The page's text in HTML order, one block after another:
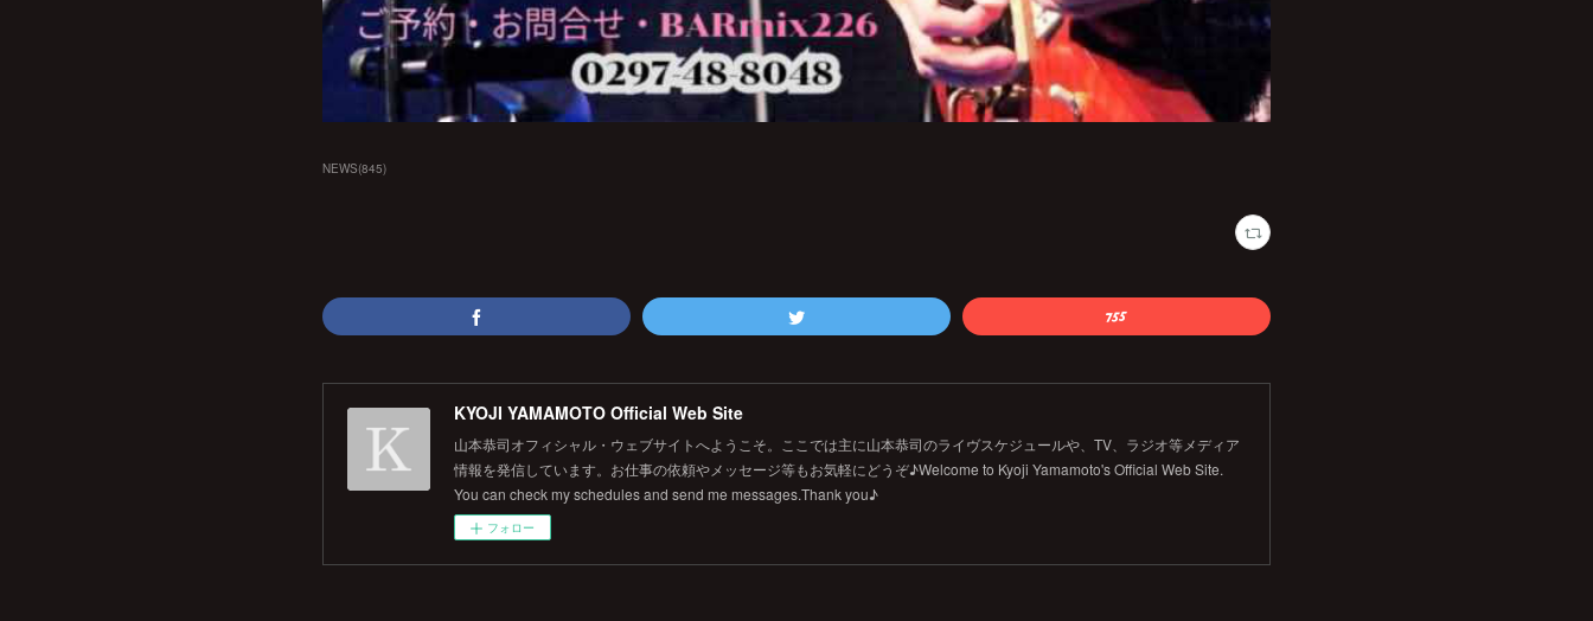
NEWS(845)
KYOJI YAMAMOTO Official Web Site
山本恭司オフィシャル・ウェブサイトへようこそ。ここでは主に山本恭司のライヴスケジュールや、TV、ラジオ等メディア
情報を発信しています。お仕事の依頼やメッセージ等もお気軽にどうぞ♪Welcome to Kyoji Yamamoto's Official Web Site.
You can check my schedules and send me messages.Thank you♪
フォロー